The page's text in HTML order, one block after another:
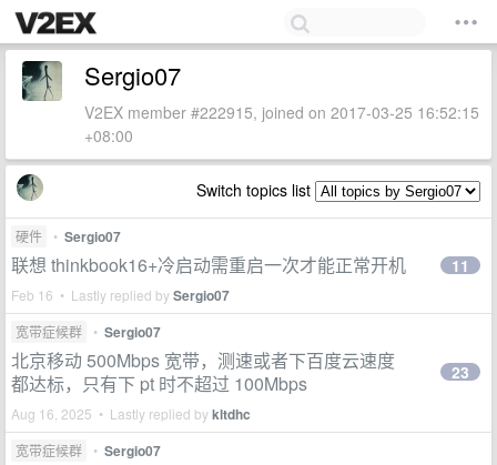
Sergio07
V2EX member #222915, joined on 2017-03-25 16:52:15
+08:00
Switch topics list
硬件 • Sergio07
联想 thinkbook16+冷启动需重启一次才能正常开机
Feb 16 • Lastly replied bySergio07
11
宽带症候群 • Sergio07
北京移动 500Mbps 宽带，测速或者下百度云速度
都达标，只有下 pt 时不超过 100Mbps
Aug 16, 2025 • Lastly replied bykltdhc
23
宽带症候群 • Sergio07